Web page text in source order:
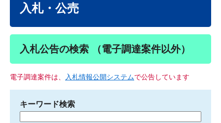
入札・公売
入札公告の検索 （電子調達案件以外）
電子調達案件は、 入札情報公開システムで公告しています
キーワード検索